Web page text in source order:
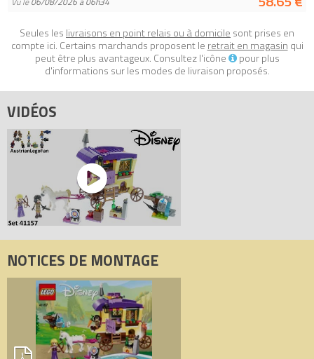
- La caravane de Raiponce (sans le cheval) mesure plus de 15
cm de haut, 14 cm de long et 9 cm de large.
- La scène de la forêt mesure plus de 4 cm de haut, 6 cm de
Tous les prix du
(Rapunzel's Travelling Caravan)
comparateur de prix 100% LEGO.
Code EAN du LEGO Disney 41157 : 5702016111712.
Seules les livraisons en point relais ou à domicile sont prises en
compte ici. Certains marchands proposent le retrait en magasin qui
peut être plus avantageux. Consultez l'icône
pour plus
d'informations sur les modes de livraison proposés.
VIDÉOS
NOTICES DE MONTAGE